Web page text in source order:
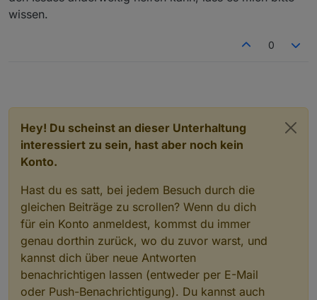
wissen.
0
Hey! Du scheinst an dieser Unterhaltung
interessiert zu sein, hast aber noch kein
Konto.
Hast du es satt, bei jedem Besuch durch die
gleichen Beiträge zu scrollen? Wenn du dich
für ein Konto anmeldest, kommst du immer
genau dorthin zurück, wo du zuvor warst, und
kannst dich über neue Antworten
benachrichtigen lassen (entweder per E-Mail
oder Push-Benachrichtigung). Du kannst auch